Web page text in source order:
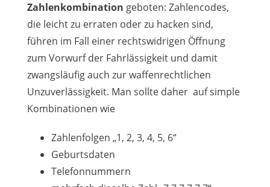
Zahlenkombination geboten: Zahlencodes,
die leicht zu erraten oder zu hacken sind,
führen im Fall einer rechtswidrigen Öffnung
zum Vorwurf der Fahrlässigkeit und damit
zwangsläufig auch zur waffenrechtlichen
Unzuverlässigkeit. Man sollte daher auf simple
Kombinationen wie
Zahlenfolgen „1, 2, 3, 4, 5, 6“
Geburtsdaten
Telefonnummern